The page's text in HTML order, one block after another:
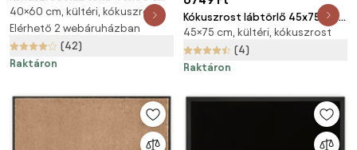
Arrivals and Departures – Artsy
Doormats
40×60 cm, kültéri, kókuszrost
Elérhető 2 webáruházban
(42)
Raktáron
Kókuszrost lábtörlő 45x75 cm
Panama – Hanse Home
45×75 cm, kültéri, kókuszrost
(4)
Raktáron